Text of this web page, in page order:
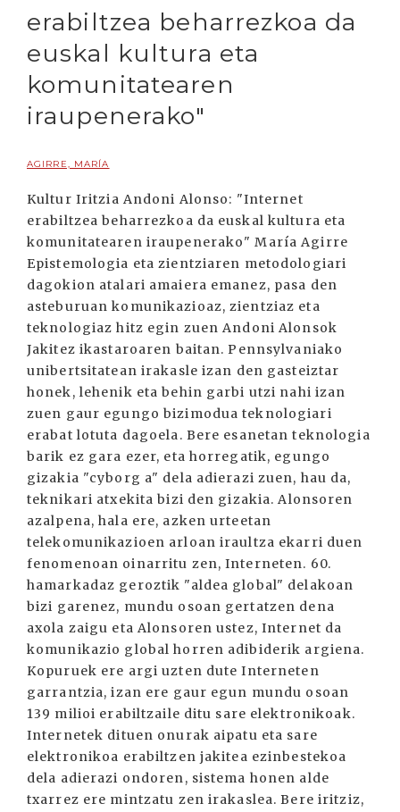
erabiltzea beharrezkoa da
euskal kultura eta
komunitatearen
iraupenerako"
AGIRRE, MARÍA
Kultur Iritzia Andoni Alonso: "Internet
erabiltzea beharrezkoa da euskal kultura eta
komunitatearen iraupenerako" María Agirre
Epistemologia eta zientziaren metodologiari
dagokion atalari amaiera emanez, pasa den
asteburuan komunikazioaz, zientziaz eta
teknologiaz hitz egin zuen Andoni Alonsok
Jakitez ikastaroaren baitan. Pennsylvaniako
unibertsitatean irakasle izan den gasteiztar
honek, lehenik eta behin garbi utzi nahi izan
zuen gaur egungo bizimodua teknologiari
erabat lotuta dagoela. Bere esanetan teknologia
barik ez gara ezer, eta horregatik, egungo
gizakia "cyborg a" dela adierazi zuen, hau da,
teknikari atxekita bizi den gizakia. Alonsoren
azalpena, hala ere, azken urteetan
telekomunikazioen arloan iraultza ekarri duen
fenomenoan oinarritu zen, Interneten. 60.
hamarkadaz geroztik "aldea global" delakoan
bizi garenez, mundu osoan gertatzen dena
axola zaigu eta Alonsoren ustez, Internet da
komunikazio global horren adibiderik argiena.
Kopuruek ere argi uzten dute Interneten
garrantzia, izan ere gaur egun mundu osoan
139 milioi erabiltzaile ditu sare elektronikoak.
Internetek dituen onurak aipatu eta sare
elektronikoa erabiltzen jakitea ezinbestekoa
dela adierazi ondoren, sistema honen alde
txarrez ere mintzatu zen irakaslea. Bere iritziz,